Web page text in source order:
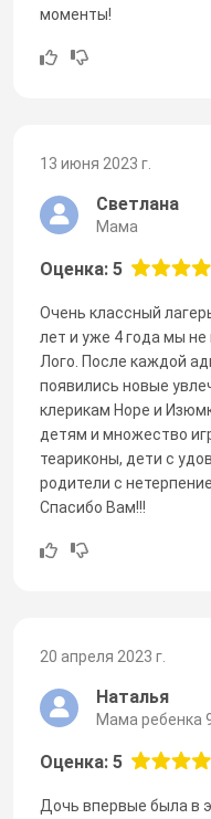
моменты!
13 июня 2023 г.
Светлана
Мама
Оценка: 5
Очень классный
лет и уже 4 года мы
Лого. После каждой
появились новые
клерикам Норе и
детям и множество
теариконы, дети с
родители с
Спасибо Вам!!!
20 апреля 2023 г.
Наталья
Мама ребенка
Оценка: 5
Дочь впервые была в